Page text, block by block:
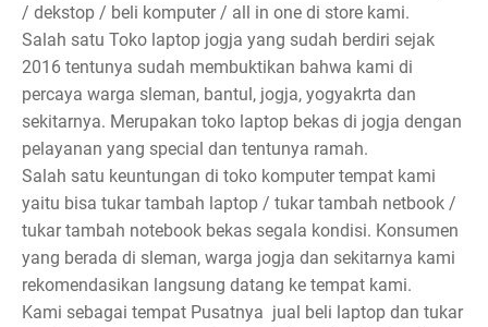
/ dekstop / beli komputer / all in one di store kami.
Salah satu Toko laptop jogja yang sudah berdiri sejak
2016 tentunya sudah membuktikan bahwa kami di
percaya warga sleman, bantul, jogja, yogyakrta dan
sekitarnya. Merupakan toko laptop bekas di jogja dengan
pelayanan yang special dan tentunya ramah.
Salah satu keuntungan di toko komputer tempat kami
yaitu bisa tukar tambah laptop / tukar tambah netbook /
tukar tambah notebook bekas segala kondisi. Konsumen
yang berada di sleman, warga jogja dan sekitarnya kami
rekomendasikan langsung datang ke tempat kami.
Kami sebagai tempat Pusatnya jual beli laptop dan tukar